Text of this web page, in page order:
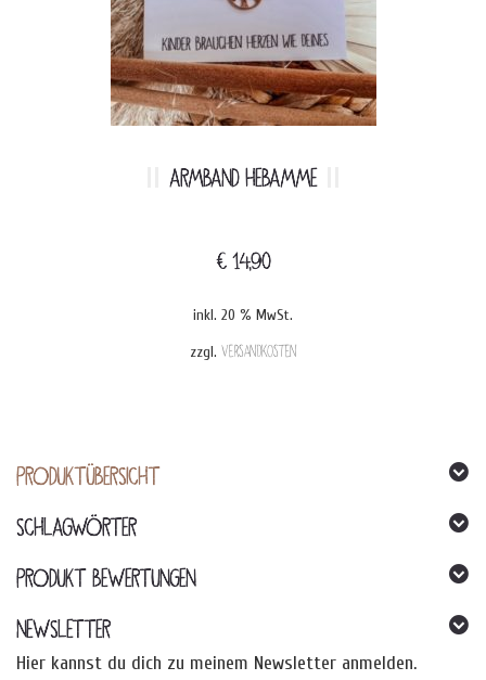
ARMBAND HEBAMME
€ 14,90
inkl. 20 % MwSt.
zzgl. Versandkosten
PRODUKTÜBERSICHT
SCHLAGWÖRTER
PRODUKT BEWERTUNGEN
NEWSLETTER
Hier kannst du dich zu meinem Newsletter anmelden.